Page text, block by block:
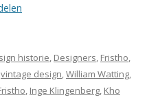
historie, Designers, Fristho,
vintage design,William Watting,
, Inge Klingenberg, Kho